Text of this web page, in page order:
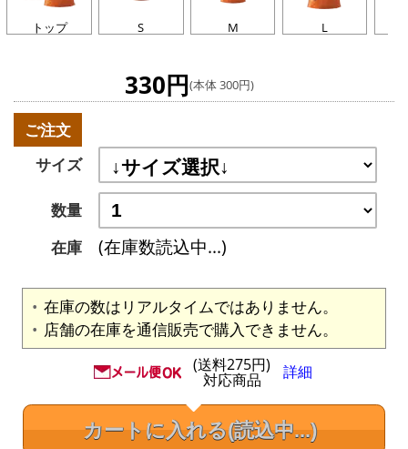
トップ S M L
330円(本体 300円)
ご注文
サイズ
数量
在庫
(在庫数読込中...)
在庫の数はリアルタイムではありません。
店舗の在庫を通信販売で購入できません。
(送料275円)
対応商品 詳細
カートに入れる(読込中...)